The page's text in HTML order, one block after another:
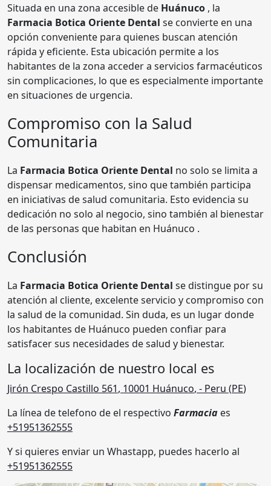
Situada en una zona accesible de Huánuco , la
Farmacia Botica Oriente Dental se convierte en una
opción conveniente para quienes buscan atención
rápida y eficiente. Esta ubicación permite a los
habitantes de la zona acceder a servicios farmacéuticos
sin complicaciones, lo que es especialmente importante
en situaciones de urgencia.
Compromiso con la Salud
Comunitaria
La Farmacia Botica Oriente Dental no solo se limita a
dispensar medicamentos, sino que también participa
en iniciativas de salud comunitaria. Esto evidencia su
dedicación no solo al negocio, sino también al bienestar
de las personas que habitan en Huánuco .
Conclusión
La Farmacia Botica Oriente Dental se distingue por su
atención al cliente, excelente servicio y compromiso con
la salud de la comunidad. Sin duda, es un lugar donde
los habitantes de Huánuco pueden confiar para
satisfacer sus necesidades de salud y bienestar.
La localización de nuestro local es
Jirón Crespo Castillo 561, 10001 Huánuco, - Peru (PE)
La línea de telefono de el respectivo Farmacia es
+51951362555
Y si quieres enviar un Whastapp, puedes hacerlo al
+51951362555